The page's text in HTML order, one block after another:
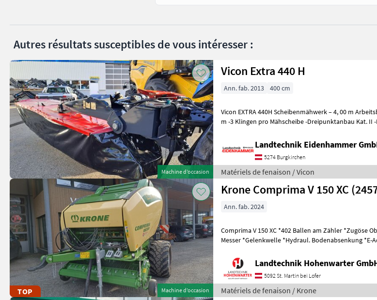
Autres résultats susceptibles de vous intéresser :
Machine d’occasion
Vicon Extra 440 H
Ann. fab. 2013 400 cm
Vicon EXTRA 440H Scheibenmähwerk – 4, 00 m Arbeitsbreite Ausstattung: -
m -3 Klingen pro Mähscheibe -Dreipunktanbau Kat. II
Landtechnik Eidenhammer
5274 Burgkirchen
Matériels de fenaison / Vicon
TOP Machine d’occasion
Krone Comprima V 150 XC
Ann. fab. 2024
Comprima V 150 XC *402 Ballen am Zähler *Zugöse Obenanhängung *Schneidwerk mit 17
Messer *Gelenkwelle *Hydraul.
Landtechnik Hohenwarter
5092 St. Martin bei Lofer
Matériels de fenaison / Krone